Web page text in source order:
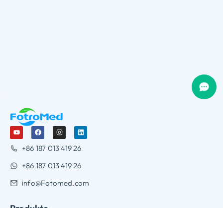
+86 187 013 419 26
+86 187 013 419 26
info@Fotomed.com